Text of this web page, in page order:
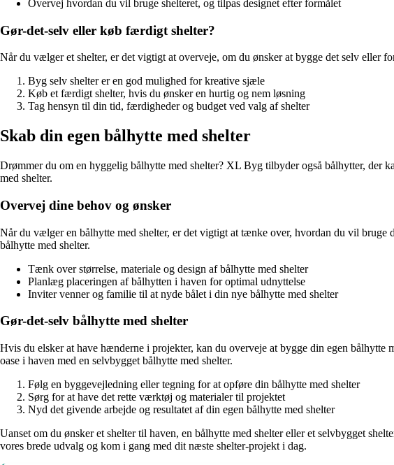
Overvej hvordan du vil bruge shelteret, og tilpas designet efter formålet
Gør-det-selv eller køb færdigt shelter?
Når du vælger et shelter, er det vigtigt at overveje, om du ønsker at bygge det selv
Byg selv shelter er en god mulighed for kreative sjæle
Køb et færdigt shelter, hvis du ønsker en hurtig og nem løsning
Tag hensyn til din tid, færdigheder og budget ved valg af shelter
Skab din egen bålhytte med shelter
Drømmer du om en hyggelig bålhytte med shelter? XL Byg tilbyder også bålhytter, der
med shelter.
Overvej dine behov og ønsker
Når du vælger en bålhytte med shelter, er det vigtigt at tænke over, hvordan du vil
bålhytte med shelter.
Tænk over størrelse, materiale og design af bålhytte med shelter
Planlæg placeringen af bålhytten i haven for optimal udnyttelse
Inviter venner og familie til at nyde bålet i din nye bålhytte med shelter
Gør-det-selv bålhytte med shelter
Hvis du elsker at have hænderne i projekter, kan du overveje at bygge din egen
oase i haven med en selvbygget bålhytte med shelter.
Følg en byggevejledning eller tegning for at opføre din bålhytte med shelter
Sørg for at have det rette værktøj og materialer til projektet
Nyd det givende arbejde og resultatet af din egen bålhytte med shelter
Uanset om du ønsker et shelter til haven, en bålhytte med shelter eller et selvbygget
vores brede udvalg og kom i gang med dit næste shelter-projekt i dag.